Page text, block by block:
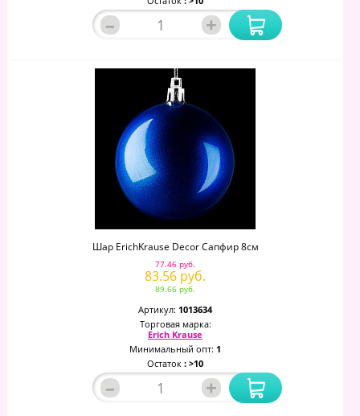
– +
Шар ErichKrause Decor Сапфир 8см
77.46 руб.
83.56 руб.
89.66 руб.
Артикул: 1013634
Торговая марка:
Erich Krause
Минимальный опт: 1
Остаток : >10
– +